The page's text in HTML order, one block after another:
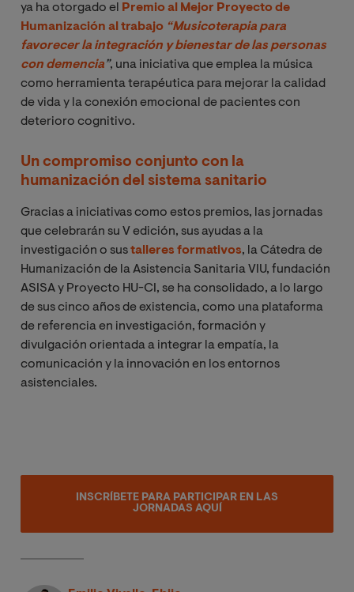
ya ha otorgado el
Premio al Mejor Proyecto de
Humanización al trabajo “Musicoterapia para
favorecer la integración y bienestar de las personas
con demencia”, una iniciativa que emplea la música
como herramienta terapéutica para mejorar la calidad
de vida y la conexión emocional de pacientes con
deterioro cognitivo.
Un compromiso conjunto con la
humanización del sistema sanitario
Gracias a iniciativas como estos premios, las jornadas
que celebrarán su V edición, sus ayudas a la
investigación o sustalleres formativos, la Cátedra de
Humanización de la Asistencia Sanitaria VIU, fundación
ASISA y Proyecto HU-CI, se ha consolidado, a lo largo
de sus cinco años de existencia, como una plataforma
de referencia en investigación, formación y
divulgación orientada a integrar la empatía, la
comunicación y la innovación en los entornos
asistenciales.
INSCRÍBETE PARA PARTICIPAR EN LAS
JORNADAS AQUÍ